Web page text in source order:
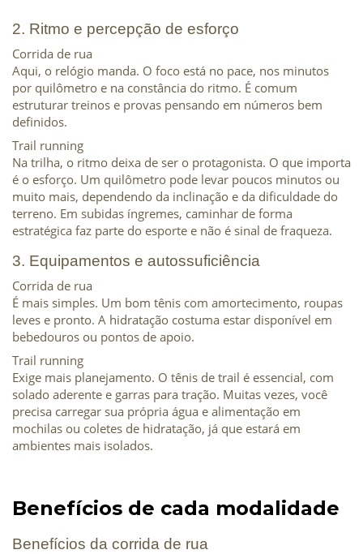
2. Ritmo e percepção de esforço
Corrida de rua
Aqui, o relógio manda. O foco está no pace, nos minutos
por quilômetro e na constância do ritmo. É comum
estruturar treinos e provas pensando em números bem
definidos.
Trail running
Na trilha, o ritmo deixa de ser o protagonista. O que importa
é o esforço. Um quilômetro pode levar poucos minutos ou
muito mais, dependendo da inclinação e da dificuldade do
terreno. Em subidas íngremes, caminhar de forma
estratégica faz parte do esporte e não é sinal de fraqueza.
3. Equipamentos e autossuficiência
Corrida de rua
É mais simples. Um bom tênis com amortecimento, roupas
leves e pronto. A hidratação costuma estar disponível em
bebedouros ou pontos de apoio.
Trail running
Exige mais planejamento. O tênis de trail é essencial, com
solado aderente e garras para tração. Muitas vezes, você
precisa carregar sua própria água e alimentação em
mochilas ou coletes de hidratação, já que estará em
ambientes mais isolados.
Benefícios de cada modalidade
Benefícios da corrida de rua